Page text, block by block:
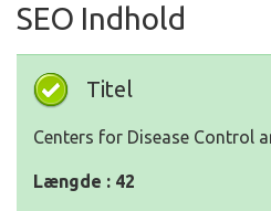
SEO Indhold
Titel
Centers for Disease Control
Længde : 42